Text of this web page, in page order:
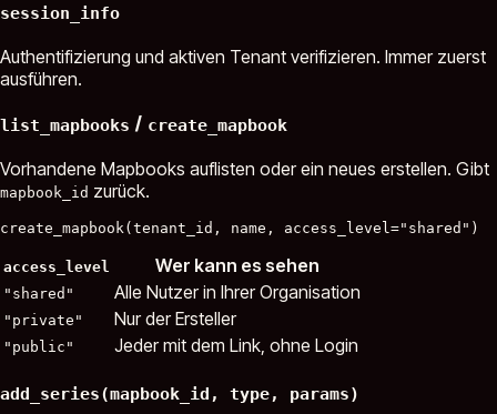
session_info
Authentifizierung und aktiven Tenant verifizieren. Immer zuerst
ausführen.
list_mapbooks / create_mapbook
Vorhandene Mapbooks auflisten oder ein neues erstellen. Gibt
mapbook_id zurück.
access_level Wer kann es sehen
"shared" Alle Nutzer in Ihrer Organisation
"private" Nur der Ersteller
"public" Jeder mit dem Link, ohne Login
add_series(mapbook_id, type, params)